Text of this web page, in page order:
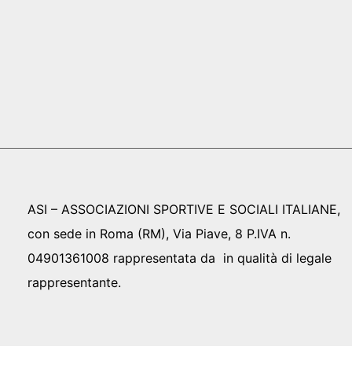
ASI – ASSOCIAZIONI SPORTIVE E SOCIALI ITALIANE,
con sede in Roma (RM), Via Piave, 8 P.IVA n.
04901361008 rappresentata da in qualità di legale
rappresentante.